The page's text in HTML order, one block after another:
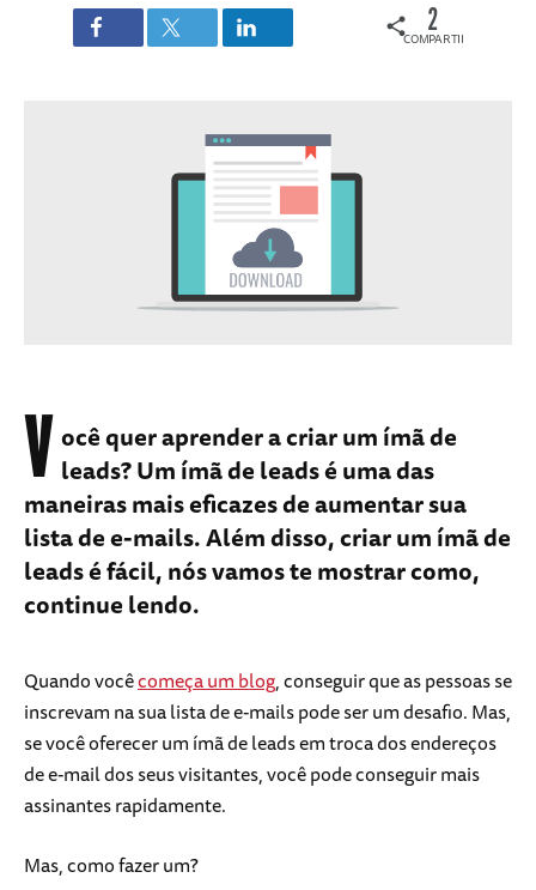
COMPARTILHAMENTOS
2
V ocê quer aprender a criar um ímã de
leads? Um ímã de leads é uma das
maneiras mais eficazes de aumentar sua
lista de e-mails. Além disso, criar um ímã de
leads é fácil, nós vamos te mostrar como,
continue lendo.
Quando vocêcomeça um blog, conseguir que as pessoas se
inscrevam na sua lista de e-mails pode ser um desafio. Mas,
se você oferecer um ímã de leads em troca dos endereços
de e-mail dos seus visitantes, você pode conseguir mais
assinantes rapidamente.
Mas, como fazer um?